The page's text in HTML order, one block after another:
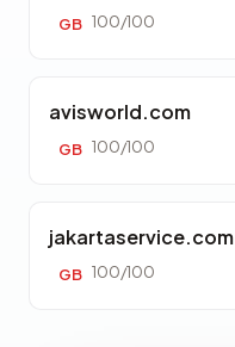
GB 100/100
avisworld.com
GB 100/100
jakartaservice.com
GB 100/100